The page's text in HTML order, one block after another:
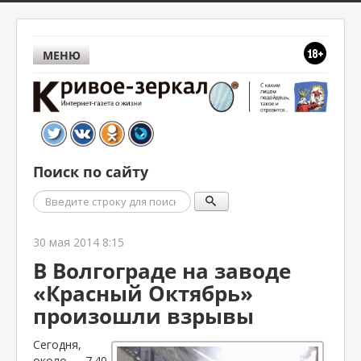
МЕНЮ
Поиск по сайту
Поиск
30 мая 2014 8:15
В Волгограде на заводе
«Красный Октябрь»
произошли взрывы
Сегодня,